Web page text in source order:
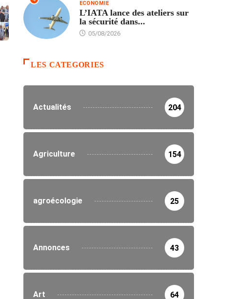
ECONOMIE
L’IATA lance des ateliers sur
la sécurité dans...
05/08/2026
LES CATEGORIES
Actualités 204
Agriculture 154
agroécologie 25
Annonces 43
Art 64